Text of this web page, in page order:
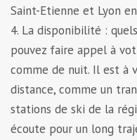
Saint-Etienne et Lyon
4. La disponibilité :
pouvez faire appel à
comme de nuit. Il est à
distance, comme un
stations de ski de la
écoute pour un long